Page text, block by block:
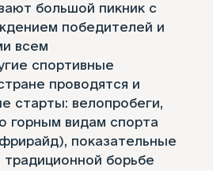
большой пикник с
победителей и
всем
спортивные
проводятся и
старты: велопробеги,
горным видам спорта
показательные
традиционной борьбе